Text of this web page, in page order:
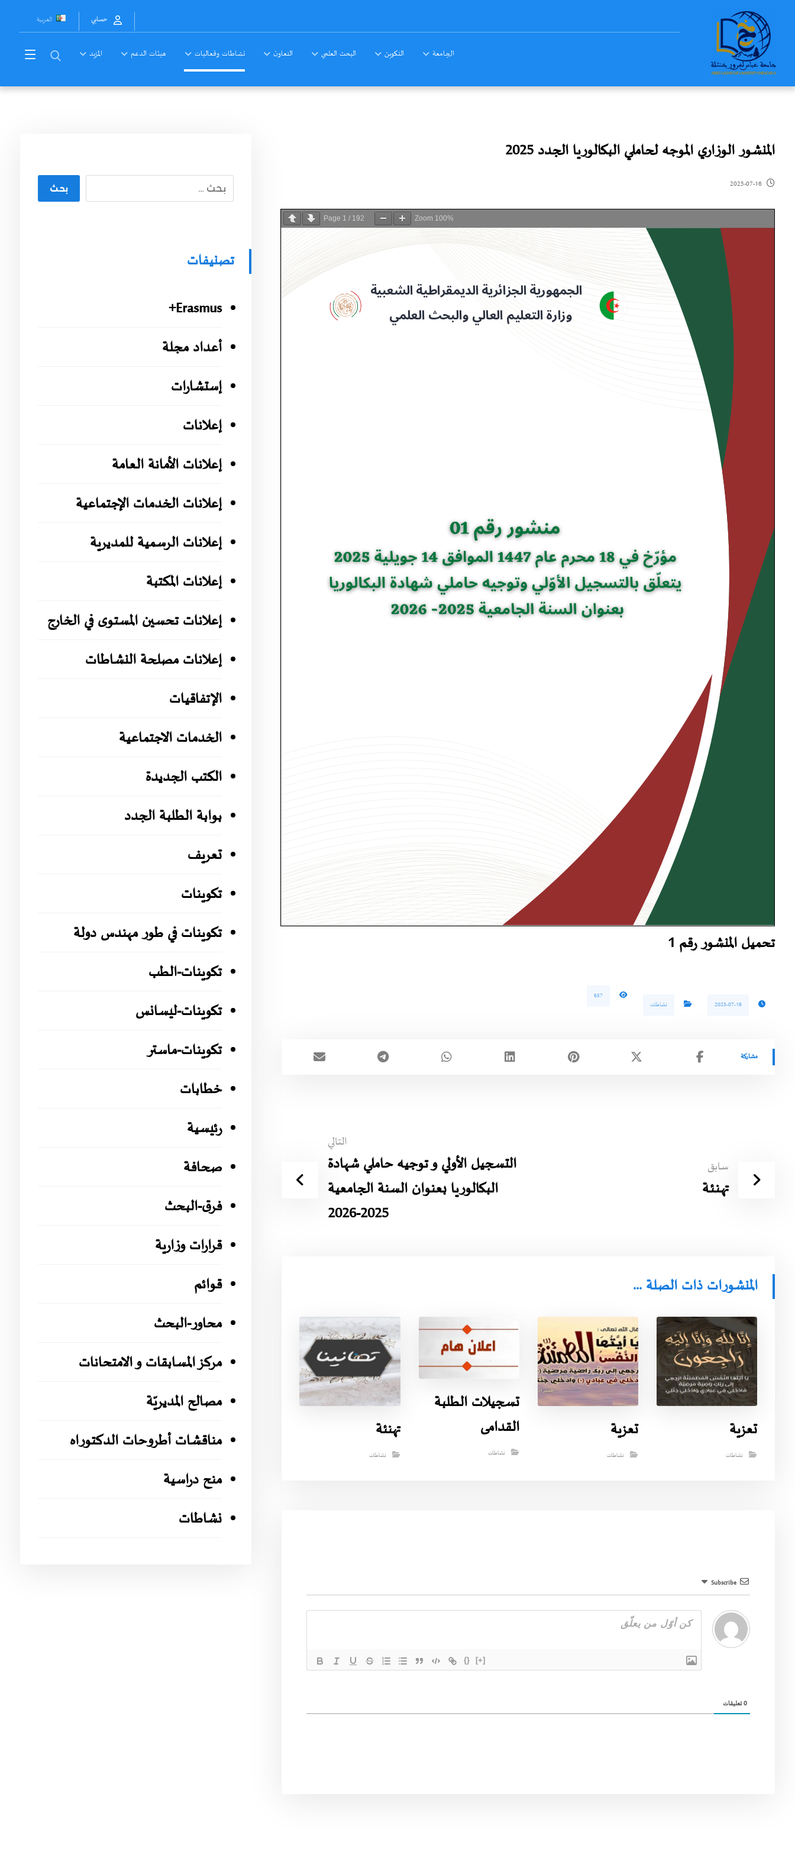
العربية حسابي
الجامعة التكوين البحث العلمي التعاون نشاطات وفعاليات هيئات الدعم المزيد
المنشور الوزاري الموجه لحاملي البكالوريا الجدد 2025
2025-07-16
Page 1 / 192 Zoom 100%
تحميل المنشور رقم 1
2025-07-16 نشاطات
657
سابق
تهـنـئـة
التالي
التسجيل الأولي و توجيه حاملي شهادة
البكالوريا بعنوان السنة الجامعية
2025-2026
المنشورات ذات الصلة ...
تعزية
نشاطات
تعزية
نشاطات
تسجيلات الطلبة
القدامى
نشاطات
تهنئة
نشاطات
Subscribe
{} [+]
0تعليقات
بحث
تصنيفات
Erasmus+
أعداد مجلة
إستشارات
إعلانات
إعلانات الأمانة العامة
إعلانات الخدمات الإجتماعية
إعلانات الرسمية للمديرية
إعلانات المكتبة
إعلانات تحسين المستوى في الخارج
إعلانات مصلحة النشاطات
الإتفاقيات
الخدمات الاجتماعية
الكتب الجديدة
بوابة الطلبة الجدد
تعريف
تكوينات
تكوينات في طور مهندس دولة
تكوينات-الطب
تكوينات-ليسانس
تكوينات-ماستر
خطابات
رئيسية
صحافة
فرق-البحث
قرارات وزارية
قوائم
محاور-البحث
مركز المسابقات و الامتحانات
مصالح المديريّة
مناقشات أطروحات الدكتوراه
منح دراسية
نشاطات